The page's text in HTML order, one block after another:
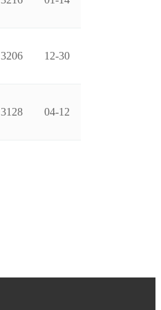
3206 12-30
3128 04-12